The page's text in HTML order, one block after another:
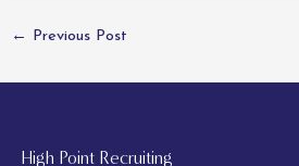
← Previous Post
High Point Recruiting